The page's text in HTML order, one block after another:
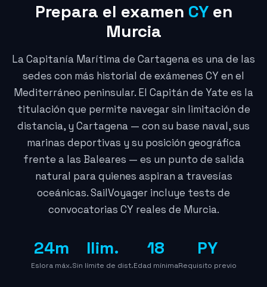
Prepara el examen CYen
Murcia
La Capitanía Marítima de Cartagena es una de las
sedes con más historial de exámenes CY en el
Mediterráneo peninsular. El Capitán de Yate es la
titulación que permite navegar sin limitación de
distancia, y Cartagena — con su base naval, sus
marinas deportivas y su posición geográfica
frente a las Baleares — es un punto de salida
natural para quienes aspiran a travesías
oceánicas. SailVoyager incluye tests de
convocatorias CY reales de Murcia.
24m
Eslora máx.
Ilim.
Sin límite de dist.
18
Edad mínima
PY
Requisito previo